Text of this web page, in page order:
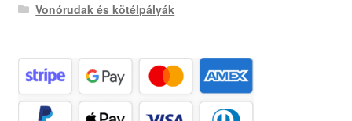
Vonórudak és kötélpályák